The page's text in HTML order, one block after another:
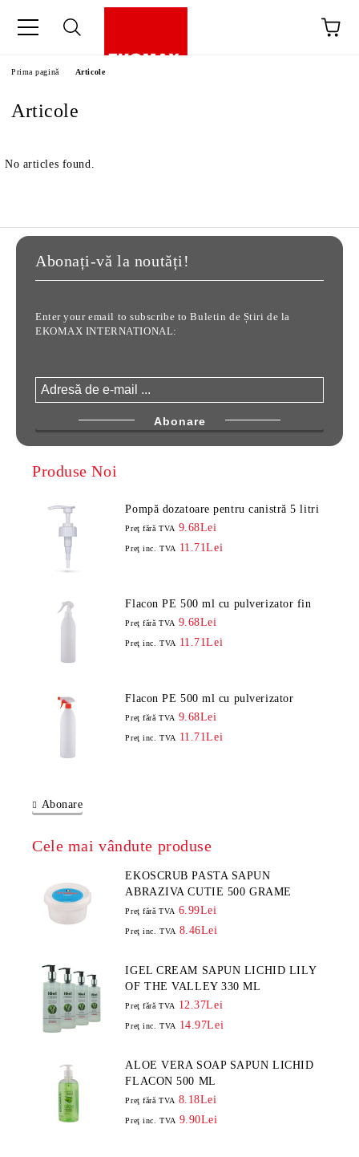
Prima pagină Articole
Articole
No articles found.
Abonați-vă la noutăți!
Enter your email to subscribe to Buletin de Știri de la
EKOMAX INTERNATIONAL:
Produse Noi
Pompă dozatoare pentru canistră 5 litri
Preţ fără TVA 9.68Lei
Preţ inc. TVA 11.71Lei
Flacon PE 500 ml cu pulverizator fin
Preţ fără TVA 9.68Lei
Preţ inc. TVA 11.71Lei
Flacon PE 500 ml cu pulverizator
Preţ fără TVA 9.68Lei
Preţ inc. TVA 11.71Lei
Abonare
Cele mai vândute produse
EKOSCRUB PASTA SAPUN
ABRAZIVA CUTIE 500 GRAME
Preţ fără TVA 6.99Lei
Preţ inc. TVA 8.46Lei
IGEL CREAM SAPUN LICHID LILY
OF THE VALLEY 330 ML
Preţ fără TVA 12.37Lei
Preţ inc. TVA 14.97Lei
ALOE VERA SOAP SAPUN LICHID
FLACON 500 ML
Preţ fără TVA 8.18Lei
Preţ inc. TVA 9.90Lei